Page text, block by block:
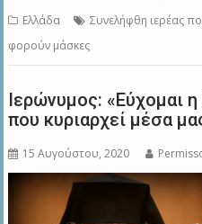
Ελλάδα
Συνελήφθη ιερέας
φορούν μάσκες
Ιερώνυμος: «Εύχομαι η
που κυριαρχεί μέσα
15 Αυγούστου, 2020